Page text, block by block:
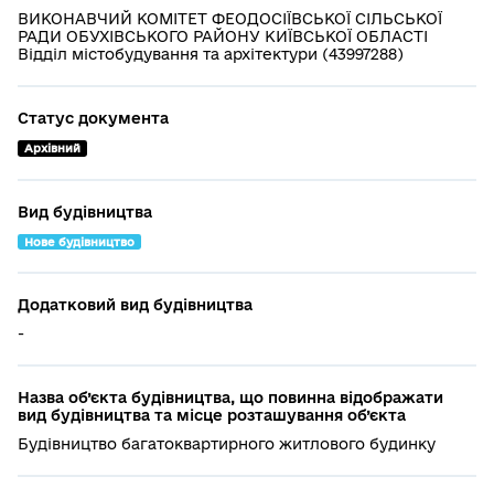
ВИКОНАВЧИЙ КОМІТЕТ ФЕОДОСІЇВСЬКОЇ СІЛЬСЬКОЇ
РАДИ ОБУХІВСЬКОГО РАЙОНУ КИЇВСЬКОЇ ОБЛАСТІ
Відділ містобудування та архітектури (43997288)
Статус документа
Архівний
Вид будівництва
Нове будівництво
Додатковий вид будівництва
-
Назва об’єкта будівництва, що повинна відображати
вид будівництва та місце розташування об’єкта
Будівництво багатоквартирного житлового будинку